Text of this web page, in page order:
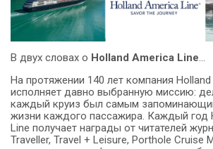
В двух словах о Holland America Line…
На протяжении 140 лет компания
исполняет давно выбранную миссию:
каждый круиз был самым
жизни каждого пассажира. Каждый год
Line получает награды от читателей
Traveller, Travel + Leisure, Porthole Cruise